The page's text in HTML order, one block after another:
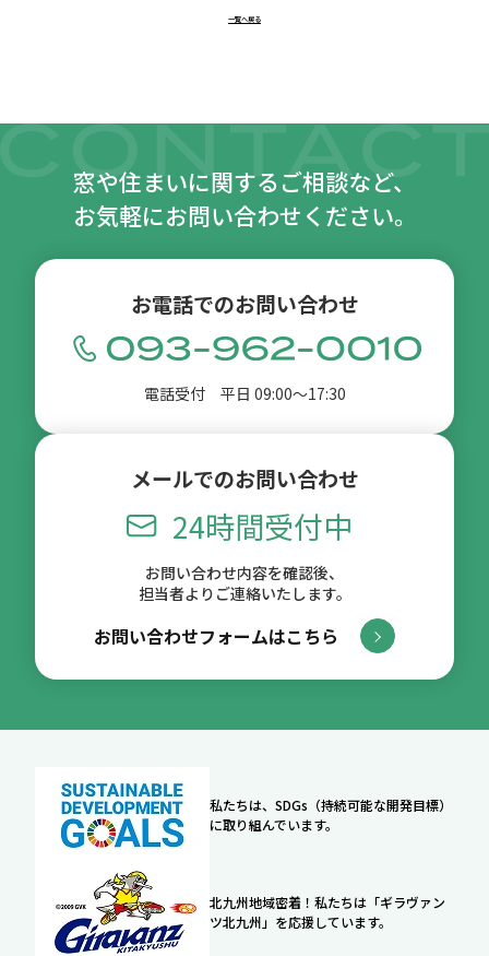
一覧へ戻る
窓や住まいに関するご相談など、
お気軽にお問い合わせください。
お電話でのお問い合わせ
電話受付 平日 09:00〜17:30
メールでのお問い合わせ
24時間受付中
お問い合わせ内容を確認後、
担当者よりご連絡いたします。
お問い合わせフォームはこちら
私たちは、SDGs（持続可能な開発目標）
に取り組んでいます。
北九州地域密着！私たちは「ギラヴァン
ツ北九州」を応援しています。